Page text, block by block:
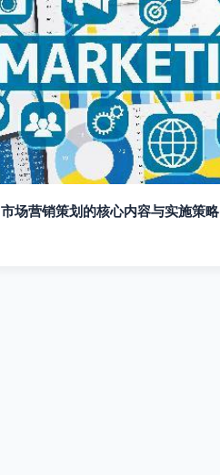
市场营销策划的核心内容与实施策略